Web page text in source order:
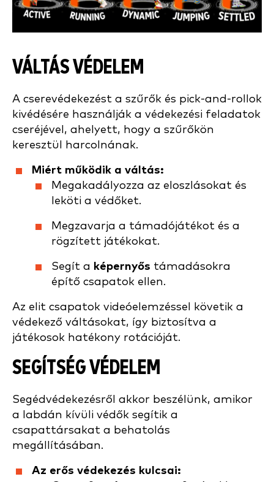
VÁLTÁS VÉDELEM
A cserevédekezést a szűrők és pick-and-rollok
kivédésére használják a védekezési feladatok
cseréjével, ahelyett, hogy a szűrőkön
keresztül harcolnának.
Miért működik a váltás:
Megakadályozza az eloszlásokat és
leköti a védőket.
Megzavarja a támadójátékot és a
rögzített játékokat.
Segít a képernyős támadásokra
építő csapatok ellen.
Az elit csapatok videóelemzéssel követik a
védekező váltásokat, így biztosítva a
játékosok hatékony rotációját.
SEGÍTSÉG VÉDELEM
Segédvédekezésről akkor beszélünk, amikor
a labdán kívüli védők segítik a
csapattársakat a behatolás
megállításában.
Az erős védekezés kulcsai: